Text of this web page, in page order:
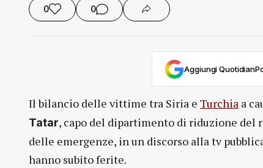
0 0
Aggiungi
Il bilancio delle vittime tra Siria e Turchia a
Tatar, capo del dipartimento di riduzione del
delle emergenze, in un discorso alla tv
hanno subito ferite.